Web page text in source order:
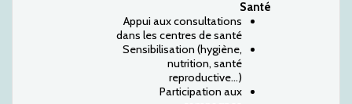
Appui aux consultations
dans les centres de santé
Sensibilisation (hygiène,
nutrition, santé
reproductive…)
Participation aux